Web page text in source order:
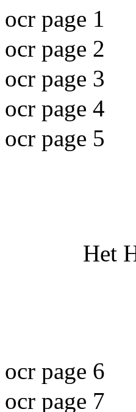
ocr page 1
ocr page 2
ocr page 3
ocr page 4
ocr page 5
Het
ocr page 6
ocr page 7